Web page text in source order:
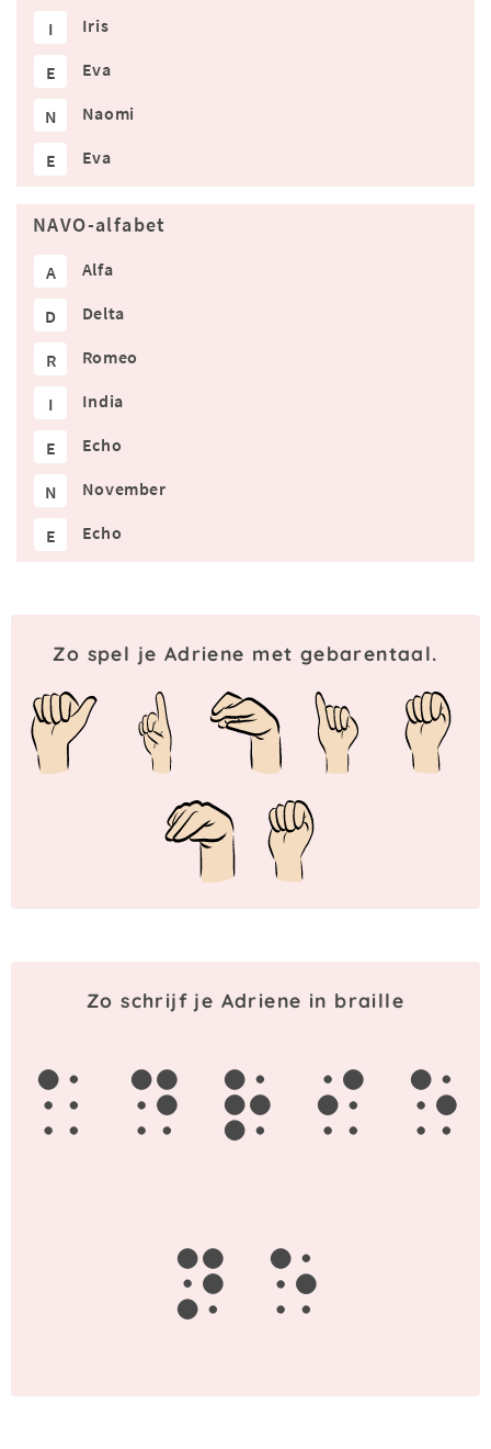
I Iris
E Eva
N Naomi
E Eva
NAVO-alfabet
A Alfa
D Delta
R Romeo
I India
E Echo
N November
E Echo
Zo spel je Adriene met gebarentaal.
Zo schrijf je Adriene in braille
a d r i e
n e